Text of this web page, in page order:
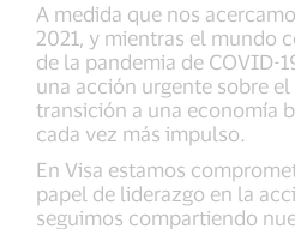
A medida que nos
2021, y mientras el mundo
de la pandemia de COVID-
una acción urgente sobre
transición a una economía
cada vez más impulso.
En Visa estamos
papel de liderazgo en la
seguimos compartiendo